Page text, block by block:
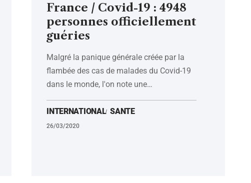
France / Covid-19 : 4948
personnes officiellement
guéries
Malgré la panique générale créée par la
flambée des cas de malades du Covid-19
dans le monde, l'on note une…
INTERNATIONAL SANTE
26/03/2020